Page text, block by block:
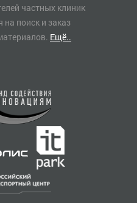
частных клиник
поиск и заказ
Ещё..